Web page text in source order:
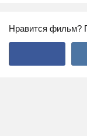
Нравится фильм?